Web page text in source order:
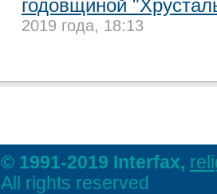
годовщиной
2019 года, 18:13
© 1991-2019 Interfax,
All rights reserved